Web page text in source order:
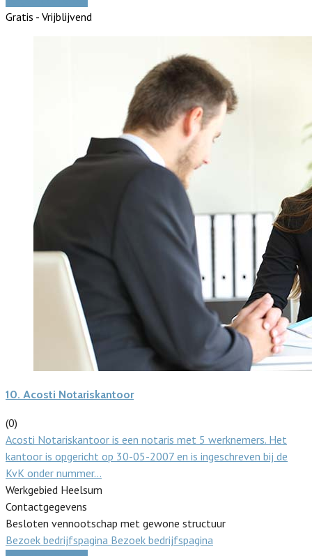
Gratis - Vrijblijvend
10. Acosti Notariskantoor
(0)
Acosti Notariskantoor is een notaris met 5 werknemers. Het
kantoor is opgericht op 30-05-2007 en is ingeschreven bij de
KvK onder nummer…
Werkgebied Heelsum
Contactgegevens
Besloten vennootschap met gewone structuur
Bezoek bedrijfspagina Bezoek bedrijfspagina